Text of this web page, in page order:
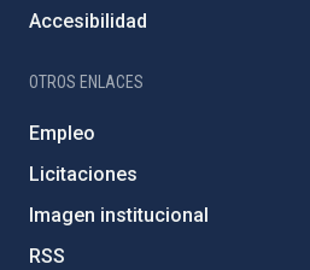
Accesibilidad
OTROS ENLACES
Empleo
Licitaciones
Imagen institucional
RSS